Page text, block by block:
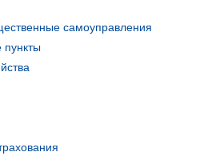
самоуправления
пункты